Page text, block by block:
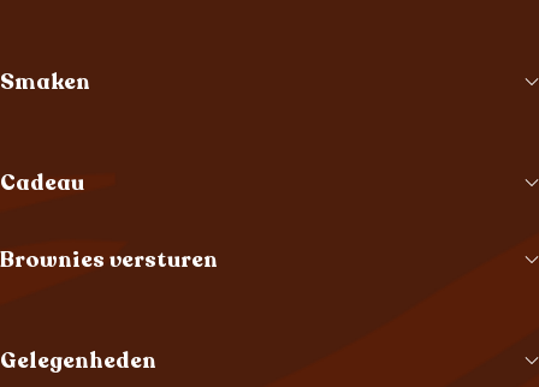
Smaken
Cadeau
Brownies versturen
Gelegenheden